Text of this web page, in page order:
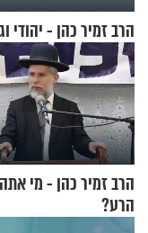
הרב זמיר כהן - יהודי
הרב זמיר כהן - מי
הרע?